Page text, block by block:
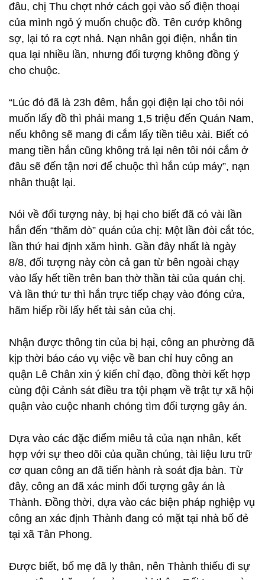
đâu, chị Thu chợt nhớ cách gọi vào số điện thoại
của mình ngỏ ý muốn chuộc đồ. Tên cướp không
sợ, lại tỏ ra cợt nhả. Nạn nhân gọi điện, nhắn tin
qua lại nhiều lần, nhưng đối tượng không đồng ý
cho chuộc.
“Lúc đó đã là 23h đêm, hắn gọi điện lại cho tôi nói
muốn lấy đồ thì phải mang 1,5 triệu đến Quán Nam,
nếu không sẽ mang đi cắm lấy tiền tiêu xài. Biết có
mang tiền hắn cũng không trả lại nên tôi nói cắm ở
đâu sẽ đến tận nơi để chuộc thì hắn cúp máy”, nạn
nhân thuật lại.
Nói về đối tượng này, bị hại cho biết đã có vài lần
hắn đến “thăm dò” quán của chị: Một lần đòi cắt tóc,
lần thứ hai định xăm hình. Gần đây nhất là ngày
8/8, đối tượng này còn cả gan từ bên ngoài chạy
vào lấy hết tiền trên ban thờ thần tài của quán chị.
Và lần thứ tư thì hắn trực tiếp chạy vào đóng cửa,
hãm hiếp rồi lấy hết tài sản của chị.
Nhận được thông tin của bị hại, công an phường đã
kịp thời báo cáo vụ việc về ban chỉ huy công an
quận Lê Chân xin ý kiến chỉ đạo, đồng thời kết hợp
cùng đội Cảnh sát điều tra tội phạm về trật tự xã hội
quận vào cuộc nhanh chóng tìm đối tượng gây án.
Dựa vào các đặc điểm miêu tả của nạn nhân, kết
hợp với sự theo dõi của quần chúng, tài liệu lưu trữ
cơ quan công an đã tiến hành rà soát địa bàn. Từ
đây, công an đã xác minh đối tượng gây án là
Thành. Đồng thời, dựa vào các biện pháp nghiệp vụ
công an xác định Thành đang có mặt tại nhà bố đẻ
tại xã Tân Phong.
Được biết, bố mẹ đã ly thân, nên Thành thiếu đi sự